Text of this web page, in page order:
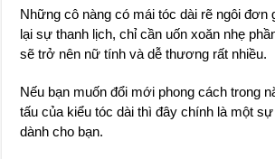
Những cô nàng có mái tóc dài rẽ ngôi đơn
lại sự thanh lịch, chỉ cần uốn xoăn nhẹ
sẽ trở nên nữ tính và dễ thương rất nhiều.
Nếu bạn muốn đổi mới phong cách trong
tấu của kiểu tóc dài thì đây chính là một
dành cho bạn.